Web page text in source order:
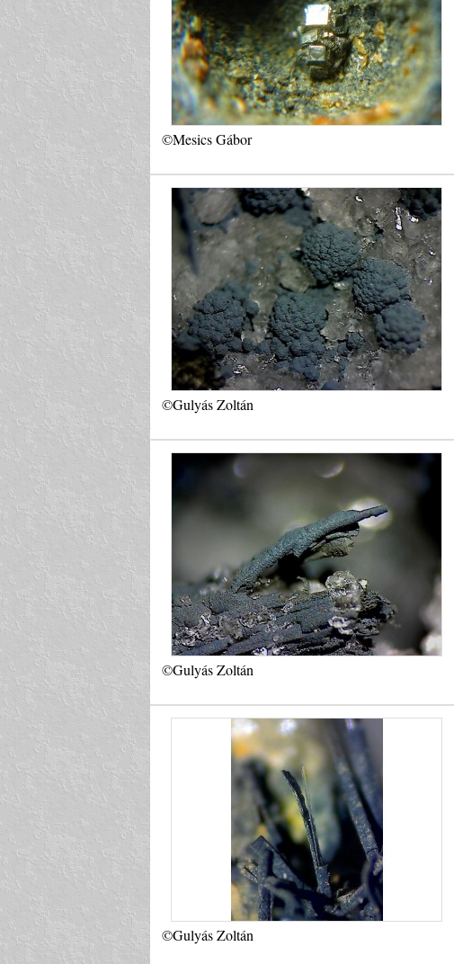
©Mesics Gábor
©Gulyás Zoltán
©Gulyás Zoltán
©Gulyás Zoltán